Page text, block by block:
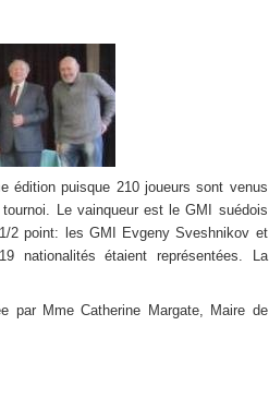
édition puisque 210 joueurs sont venus
Le vainqueur est le GMI suédois
2 point: les GMI Evgeny Sveshnikov et
nationalités étaient représentées. La
par Mme Catherine Margate, Maire de